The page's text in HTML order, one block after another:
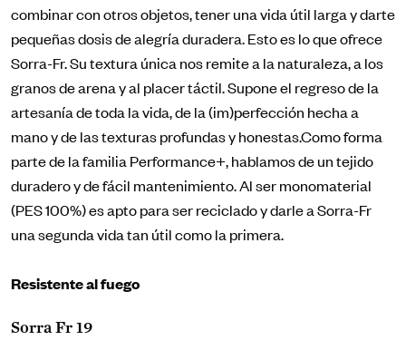
Sorra Fr 19
combinar con otros objetos, tener una vida útil larga y darte
pequeñas dosis de alegría duradera. Esto es lo que ofrece
Sorra-Fr. Su textura única nos remite a la naturaleza, a los
granos de arena y al placer táctil. Supone el regreso de la
artesanía de toda la vida, de la (im)perfección hecha a
mano y de las texturas profundas y honestas.Como forma
parte de la familia Performance+, hablamos de un tejido
duradero y de fácil mantenimiento. Al ser monomaterial
(PES 100%) es apto para ser reciclado y darle a Sorra-Fr
una segunda vida tan útil como la primera.
Resistente al fuego